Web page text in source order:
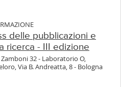
delle pubblicazioni e
ricerca - III edizione
32 - Laboratorio O,
Via B. Andreatta, 8 - Bologna